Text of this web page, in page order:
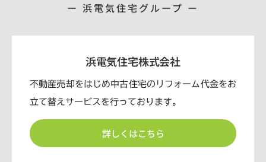
ー 浜電気住宅グループ ー
浜電気住宅株式会社
不動産売却をはじめ中古住宅のリフォーム代金をお
立て替えサービスを行っております。
詳しくはこちら